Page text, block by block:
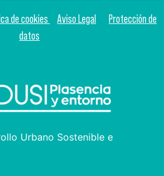
de cookies Aviso Legal
Protección de
datos
Urbano Sostenible e